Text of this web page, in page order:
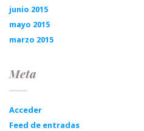
junio 2015
mayo 2015
marzo 2015
Meta
Acceder
Feed de entradas